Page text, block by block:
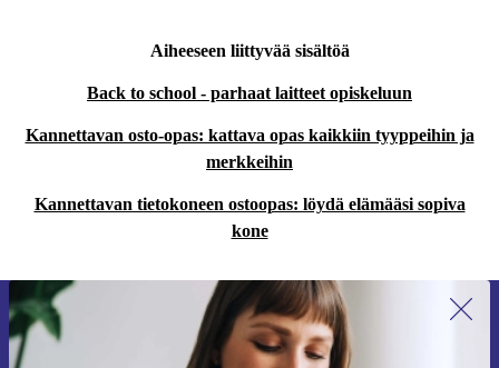
Aiheeseen liittyvää sisältöä
Back to school - parhaat laitteet opiskeluun
Kannettavan osto-opas: kattava opas kaikkiin tyyppeihin ja
merkkeihin
Kannettavan tietokoneen ostoopas: löydä elämääsi sopiva
kone
Liity ensimmäistä kertaa uutiskirjeen
tilaajaksi ja säästä 15 €!